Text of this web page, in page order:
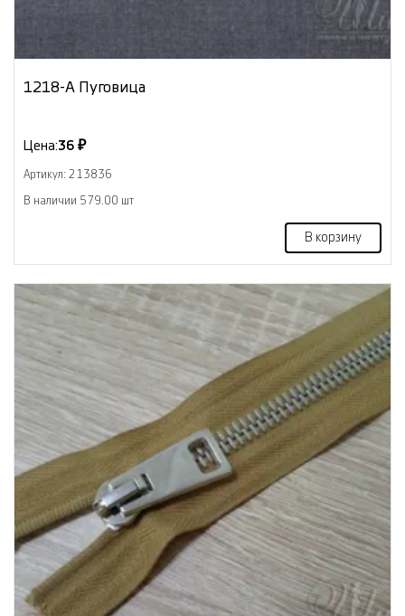
1218-А Пуговица
Цена:36 ₽
Артикул: 213836
В наличии 579.00 шт
В корзину